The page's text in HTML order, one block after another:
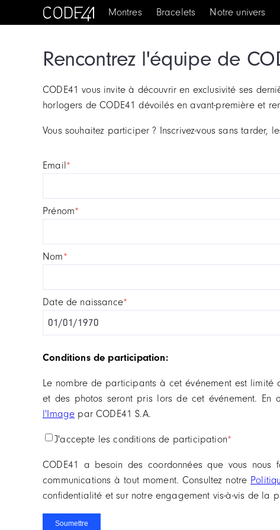
Montres Bracelets Notre univers
Rencontrez l'équipe de
CODE41 vous invite à découvrir en exclusivité ses
horlogers de CODE41 dévoilés en avant-première et
Vous souhaitez participer ? Inscrivez-vous sans tarder,
email*
prénom*
nom*
date de naissance*
Conditions de participation:
Le nombre de participants à cet événement est limité
et des photos seront pris lors de cet événement.
l'Image par CODE41 S.A.
j'accepte les conditions de participation*
CODE41 a besoin des coordonnées que vous
communications à tout moment. Consultez notre
confidentialité et sur notre engagement vis-à-vis de la